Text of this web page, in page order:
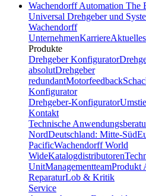
Wachendorff Automation The
Universal Drehgeber und
Wachendorff
UnternehmenKarriereAktuelles
Produkte
Drehgeber Konfigurator
absolutDrehgeber
redundantMotorfeedback
Konfigurator
Drehgeber-Konfigurator
Kontakt
Technische
NordDeutschland: Mitte-Süd
PacificWachendorff World
WideKatalogdistributoren
UnitManagementteamProdukt
ReparaturLob & Kritik
Service